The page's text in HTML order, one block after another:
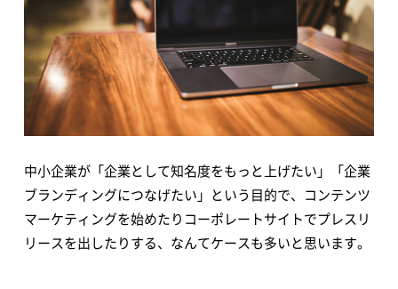
中小企業が「企業として知名度をもっと上げたい」「企業
ブランディングにつなげたい」という目的で、コンテンツ
マーケティングを始めたりコーポレートサイトでプレスリ
リースを出したりする、なんてケースも多いと思います。